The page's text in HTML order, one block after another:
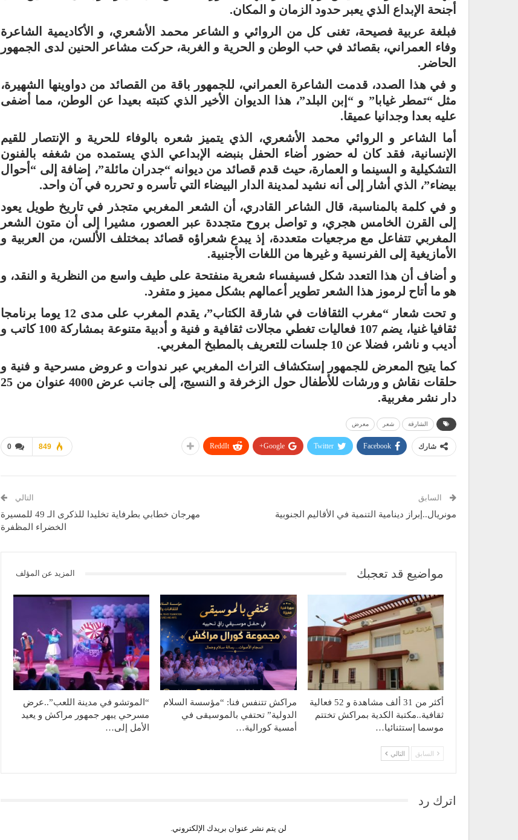
أجنحة الإبداع الذي يعبر حدود الزمان و المكان.
فبلغة عربية فصيحة، تغنى كل من الروائي و الشاعر محمد الأشعري، و الأكاديمية الشاعرة
وفاء العمراني، بقصائد في حب الوطن و الحرية و الغربة، حركت مشاعر الحنين لدى الجمهور
الحاضر.
و في هذا الصدد، قدمت الشاعرة العمراني، للجمهور باقة من القصائد من دواوينها الشهيرة،
مثل “تمطر غيابا” و “إبن البلد”، هذا الديوان الأخير الذي كتبته بعيدا عن الوطن، مما أضفى
عليه بعدا وجدانيا عميقا.
أما الشاعر و الروائي محمد الأشعري، الذي يتميز شعره بالوفاء للحرية و الإنتصار للقيم
الإنسانية، فقد كان له حضور أضاء الحفل بنبضه الإبداعي الذي يستمده من شغفه بالفنون
التشكيلية و السينما و العمارة، حيث قدم قصائد من ديوانه “جدران مائلة”، إضافة إلى “أحوال
بيضاء”، الذي أشار إلى أنه نشيد لمدينة الدار البيضاء التي تأسره و تحرره في آن واحد.
و في كلمة بالمناسبة، قال الشاعر القادري، أن الشعر المغربي متجذر في تاريخ طويل يعود
إلى القرن الخامس هجري، و تواصل بروح متجددة عبر العصور، مشيرا إلى أن متون الشعر
المغربي تتفاعل مع مرجعيات متعددة، إذ يبدع شعراؤه قصائد بمختلف الألسن، من العربية و
الأمازيغية إلى الفرنسية و غيرها من اللغات الأجنبية.
و أضاف أن هذا التعدد شكل فسيفساء شعرية منفتحة على طيف واسع من النظرية و النقد، و
هو ما أتاح لرموز هذا الشعر تطوير أعمالهم بشكل مميز و متفرد.
و تحت شعار “مغرب الثقافات في شارقة الكتاب”، يقدم المغرب على مدى 12 يوما برنامجا
ثقافيا غنيا، يضم 107 فعاليات تغطي مجالات ثقافية و فنية و أدبية متنوعة بمشاركة 100 كاتب و
أديب و ناشر، فضلا عن 10 جلسات للتعريف بالمطبخ المغربي.
كما يتيح المعرض للجمهور إستكشاف التراث المغربي عبر ندوات و عروض مسرحية و فنية و
حلقات نقاش و ورشات للأطفال حول الزخرفة و النسيج، إلى جانب عرض 4000 عنوان من 25
دار نشر مغربية.
الشارقة شعر معرض
0 849 شارك Facebook
Twitter
Google+
ReddIt
السابق
مونريال..إبراز دينامية التنمية في الأقاليم الجنوبية
التالي
مهرجان خطابي بطرفاية تخليدا للذكرى الـ 49 للمسيرة
الخضراء المظفرة
مواضيع قد تعجبك المزيد عن المؤلف
أكثر من 31 ألف مشاهدة و 52 فعالية
ثقافية..مكتبة الكدية بمراكش تختتم
موسما إستثنائيا…
مراكش تتنفس فنا: “مؤسسة السلام
الدولية” تحتفي بالموسيقى في
أمسية كورالية…
“الموتشو في مدينة اللعب”..عرض
مسرحي يبهر جمهور مراكش و يعيد
الأمل إلى…
السابق التالي
اترك رد
لن يتم نشر عنوان بريدك الإلكتروني.